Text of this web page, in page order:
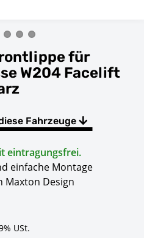
für
W204 Facelift
Fahrzeuge
eintragungsfrei.
einfache Montage
Maxton Design
USt.